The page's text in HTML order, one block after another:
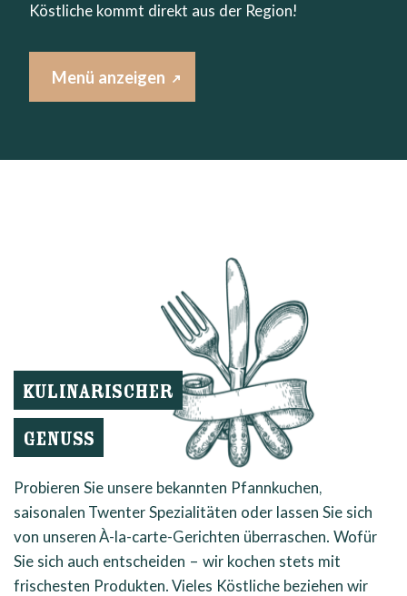
Köstliche kommt direkt aus der Region!
Menü anzeigen
KULINARISCHER
GENUSS
Probieren Sie unsere bekannten Pfannkuchen,
saisonalen Twenter Spezialitäten oder lassen Sie sich
von unseren À-la-carte-Gerichten überraschen. Wofür
Sie sich auch entscheiden – wir kochen stets mit
frischesten Produkten. Vieles Köstliche beziehen wir